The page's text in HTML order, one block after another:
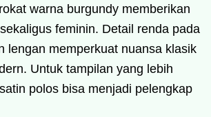
warna burgundy memberikan
feminin. Detail renda pada
lengan memperkuat nuansa klasik
Untuk tampilan yang lebih
polos bisa menjadi pelengkap